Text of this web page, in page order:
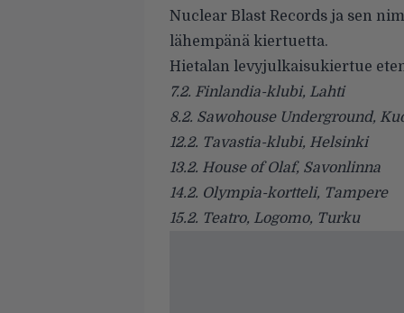
Nuclear Blast Records ja sen
lähempänä kiertuetta.
Hietalan levyjulkaisukiertue
7.2. Finlandia-klubi, Lahti
8.2. Sawohouse Underground,
12.2. Tavastia-klubi, Helsinki
13.2. House of Olaf, Savonlinna
14.2. Olympia-kortteli, Tampere
15.2. Teatro, Logomo, Turku